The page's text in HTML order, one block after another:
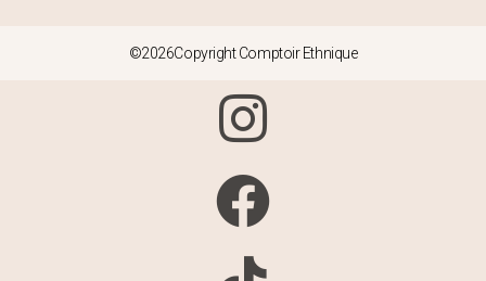
©2026Copyright Comptoir Ethnique